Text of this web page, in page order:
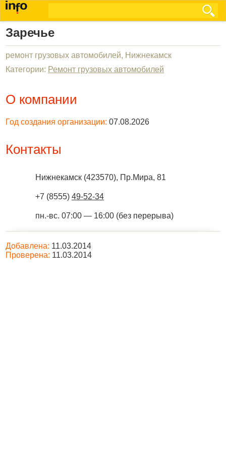
Заречье
ремонт грузовых автомобилей, Нижнекамск
Категории: Ремонт грузовых автомобилей
О компании
Год создания организации: 07.08.2026
Контакты
Нижнекамск (423570), Пр.Мира, 81
+7 (8555) 49-52-34
пн.-вс. 07:00 — 16:00 (без перерыва)
Добавлена: 11.03.2014
Проверена: 11.03.2014